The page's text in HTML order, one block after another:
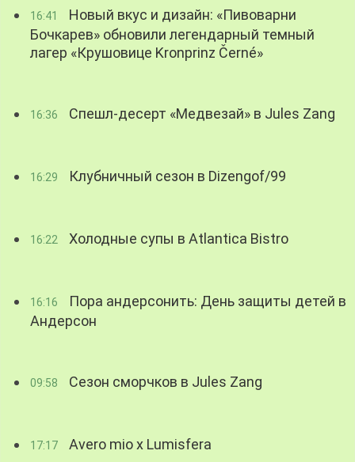
16:41
Новый вкус и дизайн: «Пивоварни
Бочкарев» обновили легендарный темный
лагер «Крушовице Kronprinz Černé»
16:36 Спешл-десерт «Медвезай» в Jules Zang
16:29 Клубничный сезон в Dizengof/99
16:22 Холодные супы в Atlantica Bistro
16:16
Пора андерсонить: День защиты детей в
Андерсон
09:58 Сезон сморчков в Jules Zang
17:17 Avero mio x Lumisfera